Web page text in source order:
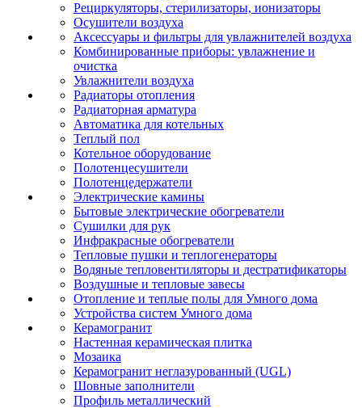
Рециркуляторы, стерилизаторы, ионизаторы
Осушители воздуха
Аксессуары и фильтры для увлажнителей воздуха
Комбинированные приборы: увлажнение и
очистка
Увлажнители воздуха
Радиаторы отопления
Радиаторная арматура
Автоматика для котельных
Теплый пол
Котельное оборудование
Полотенцесушители
Полотенцедержатели
Электрические камины
Бытовые электрические обогреватели
Сушилки для рук
Инфракрасные обогреватели
Тепловые пушки и теплогенераторы
Водяные тепловентиляторы и дестратификаторы
Воздушные и тепловые завесы
Отопление и теплые полы для Умного дома
Устройства систем Умного дома
Керамогранит
Настенная керамическая плитка
Мозаика
Керамогранит неглазурованный (UGL)
Шовные заполнители
Профиль металлический